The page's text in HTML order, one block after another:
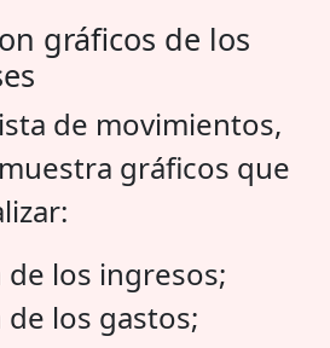
gráficos de los
de movimientos,
gráficos que
de los ingresos;
los gastos;